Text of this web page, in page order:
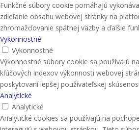
Funkčné súbory cookie pomáhajú
zdieľanie obsahu webovej stránky na
zhromažďovanie spätnej väzby a ďalšie
Vykonnostné
Vykonnostné
Výkonnostné súbory cookie sa používajú
kľúčových indexov výkonnosti webovej
poskytovaní lepšej používateľskej
Analytické
Analytické
Analytické cookies sa používajú na